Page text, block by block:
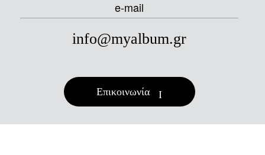
e-mail
info@myalbum.gr
Επικοινωνία